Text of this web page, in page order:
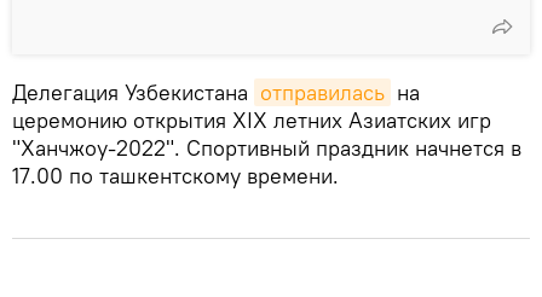
Делегация Узбекистана отправилась на
церемонию открытия XIX летних Азиатских игр
"Ханчжоу-2022". Спортивный праздник начнется в
17.00 по ташкентскому времени.